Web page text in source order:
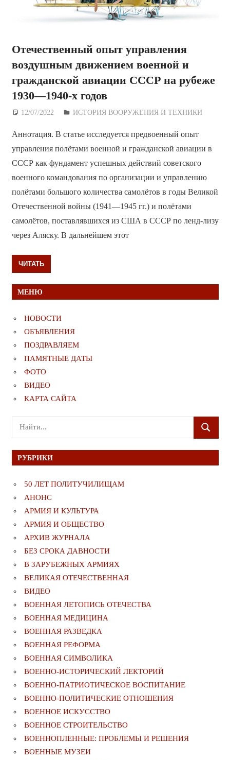
Отечественный опыт управления
воздушным движением военной и
гражданской авиации СССР на рубеже
1930—1940-х годов
12/07/2022 Дежурный по Редакции
ИСТОРИЯ ВООРУЖЕНИЯ И ТЕХНИКИ
Аннотация. В статье исследуется предвоенный опыт
управления полётами военной и гражданской авиации в
СССР как фундамент успешных действий советского
военного командования по организации и управлению
полётами большого количества самолётов в годы Великой
Отечественной войны (1941—1945 гг.) и полётами
самолётов, поставлявшихся из США в СССР по ленд-лизу
через Аляску. В дальнейшем этот
ЧИТАТЬ
МЕНЮ
НОВОСТИ
ОБЪЯВЛЕНИЯ
ПОЗДРАВЛЯЕМ
ПАМЯТНЫЕ ДАТЫ
ФОТО
ВИДЕО
КАРТА САЙТА
Поиск
для:
ПОИСК
РУБРИКИ
50 ЛЕТ ПОЛИТУЧИЛИЩАМ
АНОНС
АРМИЯ И КУЛЬТУРА
АРМИЯ И ОБЩЕСТВО
АРХИВ ЖУРНАЛА
БЕЗ СРОКА ДАВНОСТИ
В ЗАРУБЕЖНЫХ АРМИЯХ
ВЕЛИКАЯ ОТЕЧЕСТВЕННАЯ
ВИДЕО
ВОЕННАЯ ЛЕТОПИСЬ ОТЕЧЕСТВА
ВОЕННАЯ МЕДИЦИНА
ВОЕННАЯ РАЗВЕДКА
ВОЕННАЯ РЕФОРМА
ВОЕННАЯ СИМВОЛИКА
ВОЕННО-ИСТОРИЧЕСКИЙ ЛЕКТОРИЙ
ВОЕННО-ПАТРИОТИЧЕСКОЕ ВОСПИТАНИЕ
ВОЕННО-ПОЛИТИЧЕСКИE ОТНОШЕНИЯ
ВОЕННОЕ ИСКУССТВО
ВОЕННОЕ СТРОИТЕЛЬСТВО
ВОЕННОПЛЕННЫЕ: ПРОБЛЕМЫ И РЕШЕНИЯ
ВОЕННЫЕ МУЗЕИ